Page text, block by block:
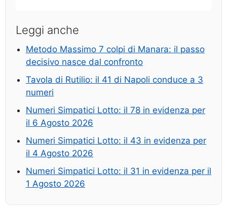
Leggi anche
Metodo Massimo 7 colpi di Manara: il passo
decisivo nasce dal confronto
Tavola di Rutilio: il 41 di Napoli conduce a 3
numeri
Numeri Simpatici Lotto: il 78 in evidenza per
il 6 Agosto 2026
Numeri Simpatici Lotto: il 43 in evidenza per
il 4 Agosto 2026
Numeri Simpatici Lotto: il 31 in evidenza per il
1 Agosto 2026